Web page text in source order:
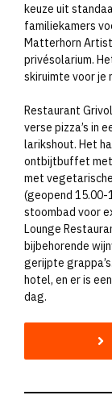
keuze uit
familiekamers
Matterhorn
privésolarium.
skiruimte voor je
Restaurant
verse pizza’s in
larikshout. Het
ontbijtbuffet met
met
(geopend 15.00-
stoombad voor
Lounge
bijbehorende
gerijpte
hotel, en er is
dag.